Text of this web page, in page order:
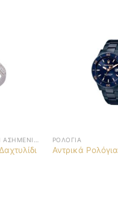
ΡΟΛΌΓΙΑ
Αντρικά Ρολόγια